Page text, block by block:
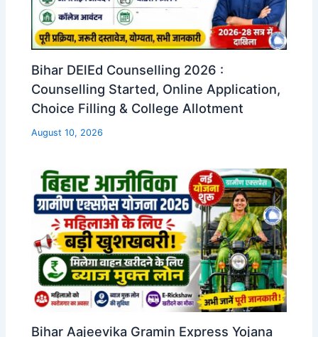
Bihar DElEd Counselling 2026 :
Counselling Started, Online Application,
Choice Filling & College Allotment
August 10, 2026
Bihar Aajeevika Gramin Express Yojana